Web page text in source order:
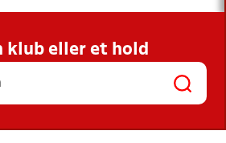
INDHOLD OG NYHEDER
KLUBBER OG
HOLD
klub eller et hold